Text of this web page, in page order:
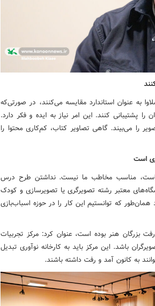
به عنوان استاندارد مقایسه می‌کنند، در صورتی‌که
پشتیبانی کنند. این امر نیاز به ایده و فکر دارد.
را می‌بیند. گاهی تصاویر کتاب، کم‌کاری محتوا را
است
مناسب مخاطب ما نیست. نداشتن طرح درس
معتبر رشته تصویرگری یا تصویرسازی و کودک
که توانستیم این کار را در حوزه اسباب‌بازی
بزرگان هنر بوده است، عنوان کرد: مرکز تجربیات
باشد. این مرکز باید به کارخانه نوآوری تبدیل
به کانون آمد و رفت داشته باشند.